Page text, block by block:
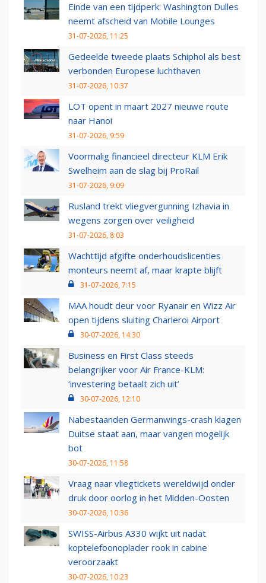
Einde van een tijdperk: Washington Dulles
neemt afscheid van Mobile Lounges
31-07-2026, 11:25
Gedeelde tweede plaats Schiphol als best
verbonden Europese luchthaven
31-07-2026, 10:37
LOT opent in maart 2027 nieuwe route
naar Hanoi
31-07-2026, 9:59
Voormalig financieel directeur KLM Erik
Swelheim aan de slag bij ProRail
31-07-2026, 9:09
Rusland trekt vliegvergunning Izhavia in
wegens zorgen over veiligheid
31-07-2026, 8:03
Wachttijd afgifte onderhoudslicenties
monteurs neemt af, maar krapte blijft
31-07-2026, 7:15
MAA houdt deur voor Ryanair en Wizz Air
open tijdens sluiting Charleroi Airport
30-07-2026, 14:30
Business en First Class steeds
belangrijker voor Air France-KLM:
‘investering betaalt zich uit’
30-07-2026, 12:10
Nabestaanden Germanwings-crash klagen
Duitse staat aan, maar vangen mogelijk
bot
30-07-2026, 11:58
Vraag naar vliegtickets wereldwijd onder
druk door oorlog in het Midden-Oosten
30-07-2026, 10:36
SWISS-Airbus A330 wijkt uit nadat
koptelefoonoplader rook in cabine
veroorzaakt
30-07-2026, 10:23